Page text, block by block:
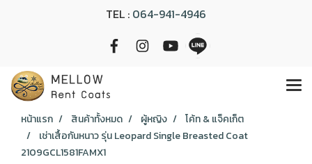
TEL : 064-941-4946
หน้าแรก สินค้าทั้งหมด ผู้หญิง
โค้ท & แจ็คเก็ต
เช่าเสื้อกันหนาว รุ่น Leopard Single Breasted Coat
2109GCL1581FAMX1